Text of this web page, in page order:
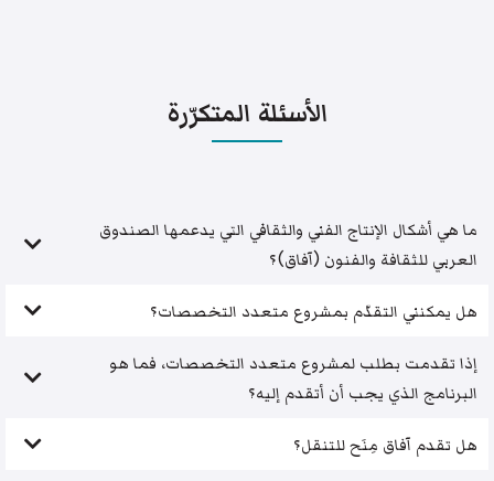
الأسئلة المتكرّرة
ما هي أشكال الإنتاج الفني والثقافي التي يدعمها الصندوق
العربي للثقافة والفنون (آفاق)؟
هل يمكنني التقدّم بمشروع متعدد التخصصات؟
إذا تقدمت بطلب لمشروع متعدد التخصصات، فما هو
البرنامج الذي يجب أن أتقدم إليه؟
هل تقدم آفاق مِنَح للتنقل؟